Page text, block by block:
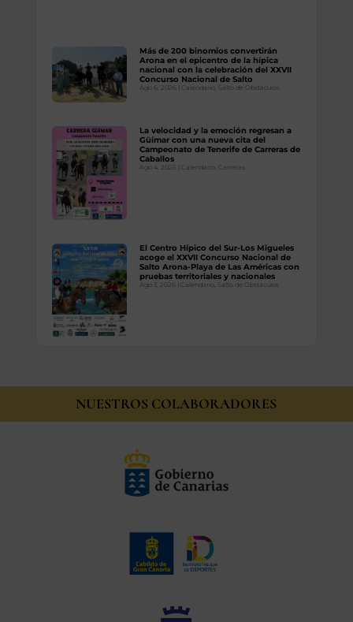
Más de 200 binomios convertirán
Arona en el epicentro de la hípica
nacional con la celebración del XXVII
Concurso Nacional de Salto
Ago 6, 2026 Calendario, Salto de Obstáculos
La velocidad y la emoción regresan a
Güímar con una nueva cita del
Campeonato de Tenerife de Carreras de
Caballos
Ago 4, 2026 Calendario, Carreras
El Centro Hípico del Sur-Los Migueles
acoge el XXVII Concurso Nacional de
Salto Arona-Playa de Las Américas con
pruebas territoriales y nacionales
Ago 3, 2026 Calendario, Salto de Obstáculos
NUESTROS COLABORADORES